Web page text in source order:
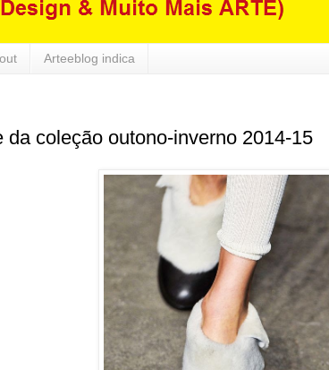
Arteeblog indica
da coleção outono-inverno 2014-15